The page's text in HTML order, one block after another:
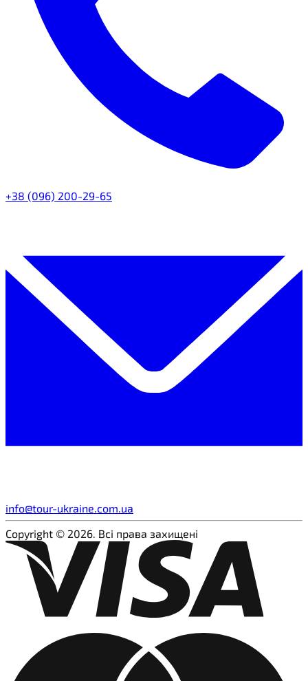
+38 (096) 200-29-65
info@tour-ukraine.com.ua
Copyright © 2026. Всі права захищені